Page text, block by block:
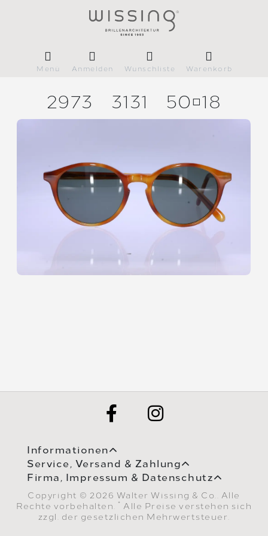
Menü Anmelden Wunschliste Warenkorb
2973 3131 5018
Informationen
Service, Versand & Zahlung
Firma, Impressum & Datenschutz
Copyright © 2026 Walter Wissing & Co.. Alle
Rechte vorbehalten.
* Alle Preise verstehen sich
zzgl. der gesetzlichen Mehrwertsteuer.